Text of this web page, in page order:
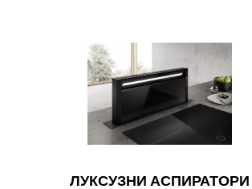
ЛУКСУЗНИ АСПИРАТОРИ